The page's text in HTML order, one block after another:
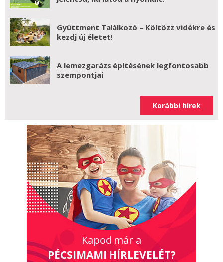
Gyüttment Találkozó – Költözz vidékre és
kezdj új életet!
A lemezgarázs építésének legfontosabb
szempontjai
Korábbi hírek
Kapod már a
PÉCSIMAMI HÍRLEVELÉT?